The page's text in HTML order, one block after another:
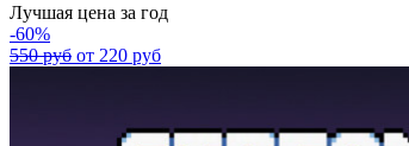
Лучшая цена за год
-60%
550 руб от 220 руб